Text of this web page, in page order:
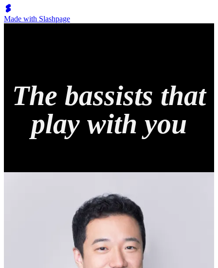
Made with Slashpage
The bassists that
play with you